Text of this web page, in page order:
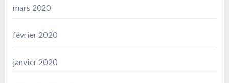
mars 2020
février 2020
janvier 2020